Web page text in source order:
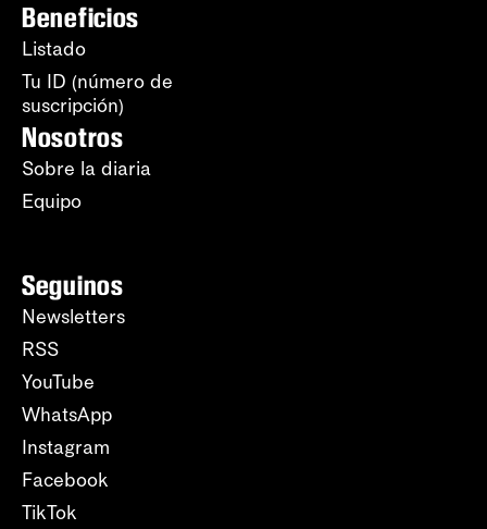
Beneficios
Listado
Tu ID (número de
suscripción)
Nosotros
Sobre la diaria
Equipo
Seguinos
Newsletters
RSS
YouTube
WhatsApp
Instagram
Facebook
TikTok